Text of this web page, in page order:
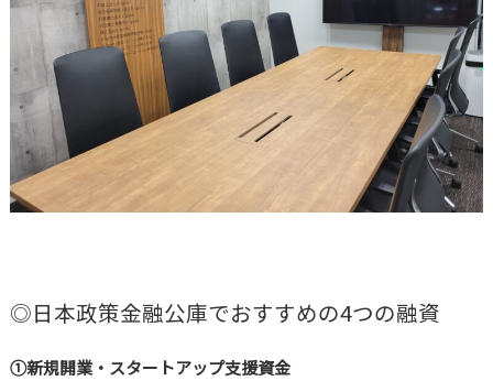
◎日本政策金融公庫でおすすめの4つの融資
①新規開業・スタートアップ支援資金